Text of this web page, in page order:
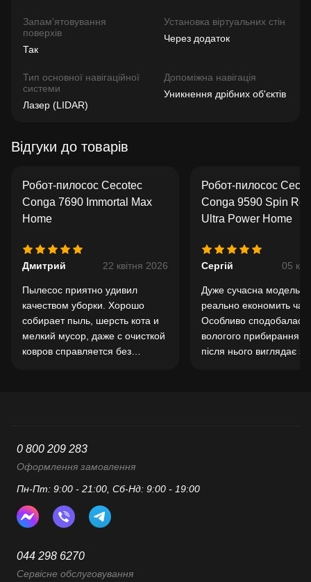
Запам'ятовування
поверхів
Так
Установка віртуальних стін
Через додаток
Тип основної навігаційної
системи
Лазер (LIDAR)
Допоміжна навігація
Уникнення дрібних об'єктів
Відгуки до товарів
Робот-пилосос Cecotec
Conga 7690 Immortal Max
Home
Дмитрий 22 квітня 2026
Пылесос приятно удивил
качеством уборки. Хорошо
собирает пыль, шерсть кота и
мелкий мусор, даже с очисткой
ковров справляется без
средней площади.
Робот-пилосос
Conga 9590 Spin
Ultra Power Home
Сергій 05
Дуже сучасна модель,
реально економить час.
Особливо сподобалась
вологого прибирання -
після нього виглядає
0 800 209 283
Оформлення замовлення
Пн-Пт: 9:00 - 21:00, Сб-Нд: 9:00 - 19:00
044 298 6270
Сервісне обслуговування